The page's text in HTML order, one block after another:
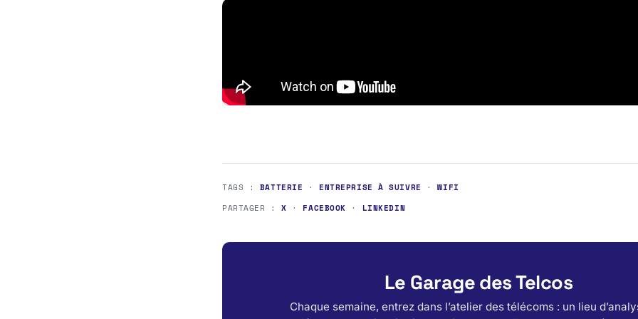
TAGS : BATTERIE · ENTREPRISE À SUIVRE ·WIFI
PARTAGER :X · FACEBOOK · LINKEDIN
Le Garage des Telcos
Chaque semaine, entrez dans l’atelier des télécoms : un lieu